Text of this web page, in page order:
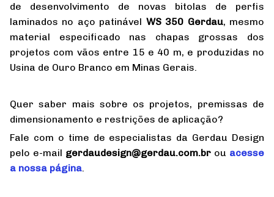
de desenvolvimento de novas bitolas de perfis
laminados no aço patinável WS 350 Gerdau, mesmo
material especificado nas chapas grossas dos
projetos com vãos entre 15 e 40 m, e produzidas no
Usina de Ouro Branco em Minas Gerais.
Quer saber mais sobre os projetos, premissas de
dimensionamento e restrições de aplicação?
Fale com o time de especialistas da Gerdau Design
pelo e-mail gerdaudesign@gerdau.com.br ou acesse
a nossa página.